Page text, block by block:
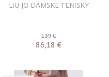
LIU JO DÁMSKE TENISKY
139 €
86,18 €